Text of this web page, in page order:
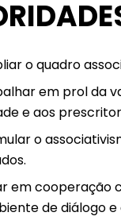
o quadro
em prol da
e aos
o
em cooperação
de diálogo